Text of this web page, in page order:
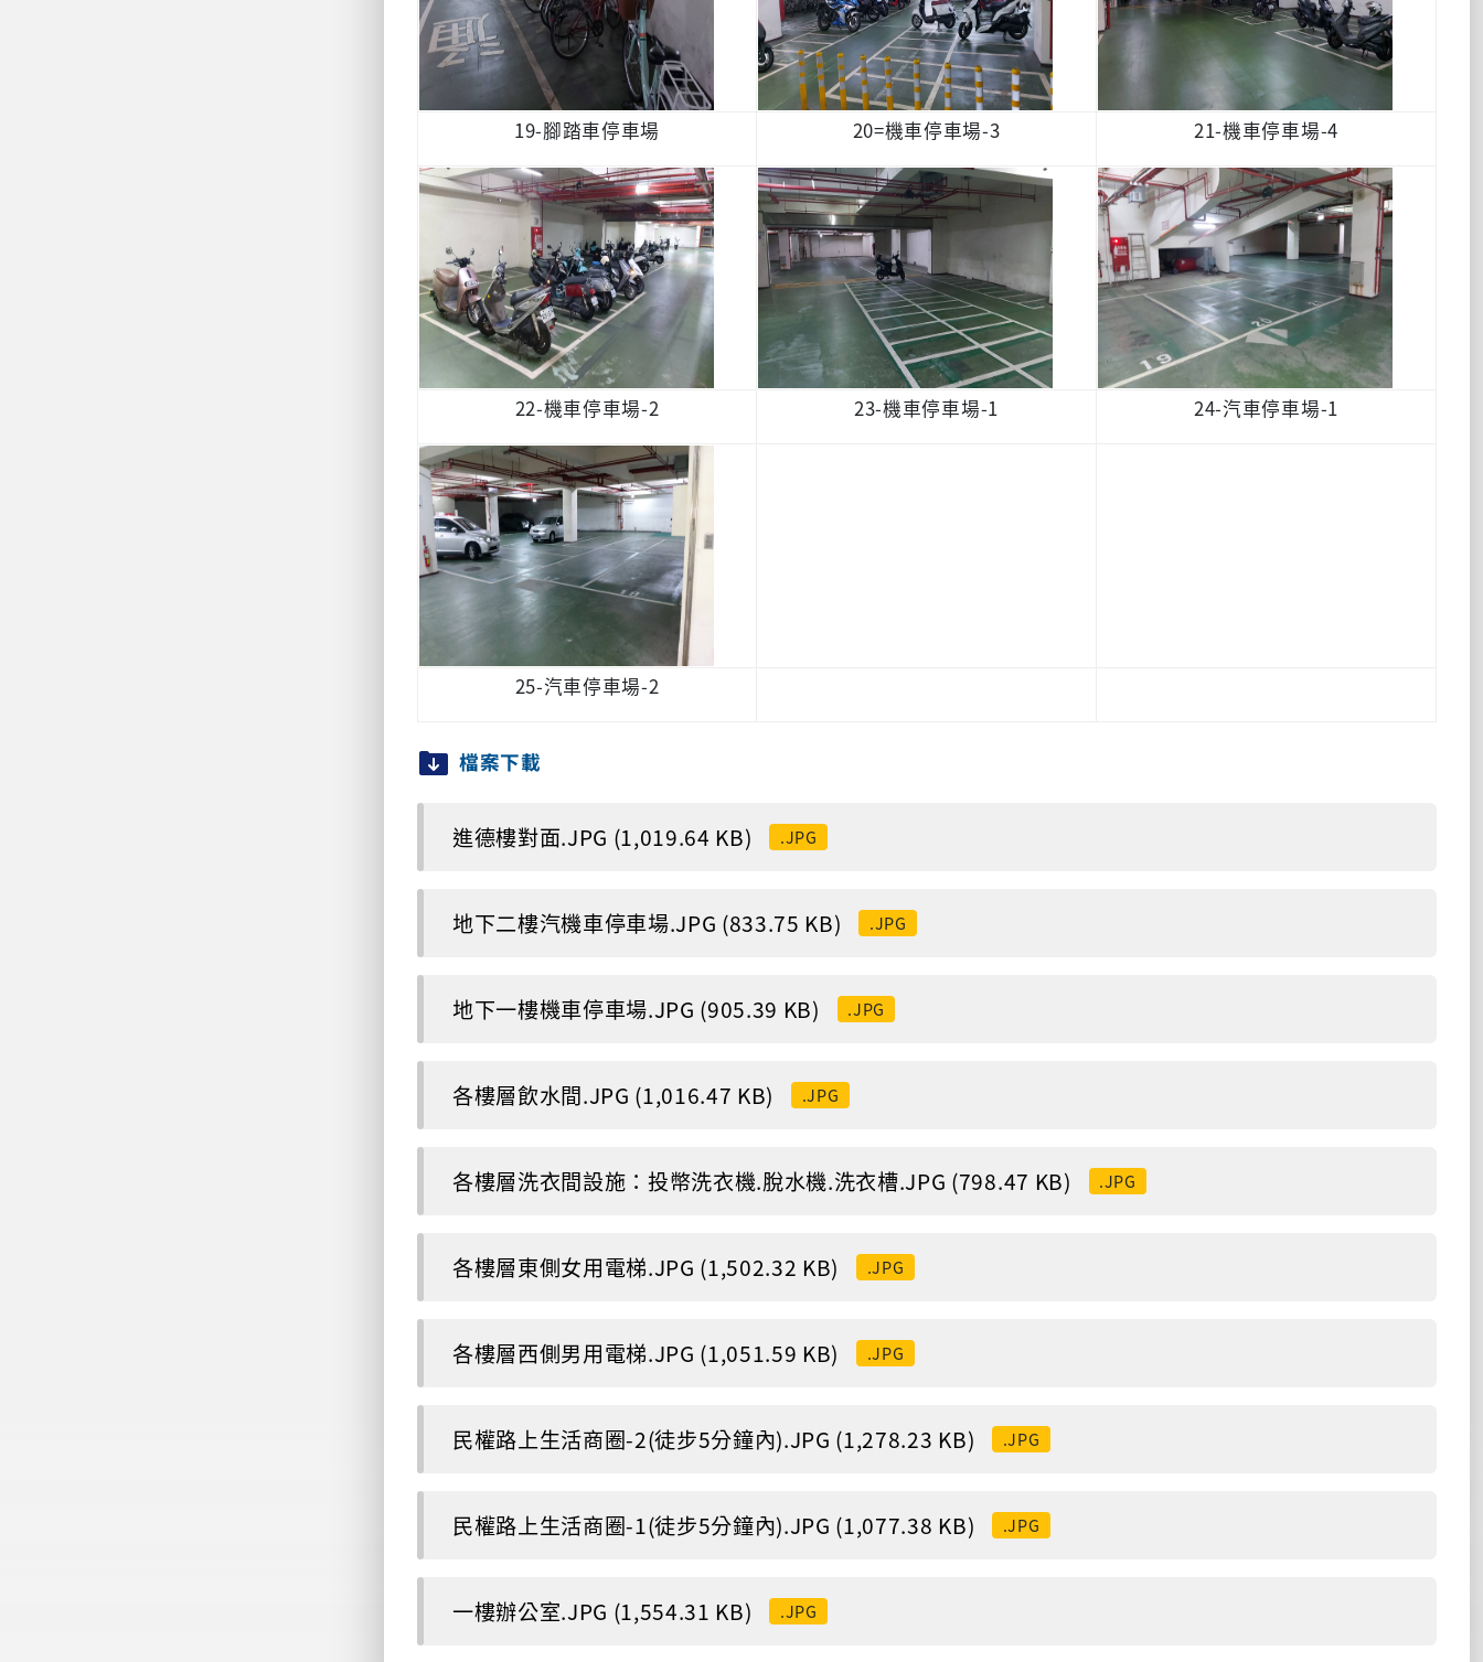
19-腳踏車停車場 20=機車停車場-3 21-機車停車場-4
22-機車停車場-2 23-機車停車場-1 24-汽車停車場-1
25-汽車停車場-2
檔案下載
進德樓對面.JPG (1,019.64 KB) .JPG
地下二樓汽機車停車場.JPG (833.75 KB) .JPG
地下一樓機車停車場.JPG (905.39 KB) .JPG
各樓層飲水間.JPG (1,016.47 KB) .JPG
各樓層洗衣間設施：投幣洗衣機.脫水機.洗衣槽.JPG (798.47 KB) .JPG
各樓層東側女用電梯.JPG (1,502.32 KB) .JPG
各樓層西側男用電梯.JPG (1,051.59 KB) .JPG
民權路上生活商圈-2(徒步5分鐘內).JPG (1,278.23 KB) .JPG
民權路上生活商圈-1(徒步5分鐘內).JPG (1,077.38 KB) .JPG
一樓辦公室.JPG (1,554.31 KB) .JPG